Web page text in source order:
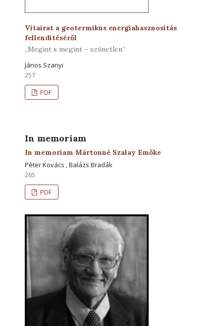
Vitairat a geotermikus energiahasznosítás
fellendítéséről
„Megint s megint – szünetlen”
János Szanyi
257
PDF
In memoriam
In memoriam Mártonné Szalay Emőke
Péter Kovács , Balázs Bradák
265
PDF